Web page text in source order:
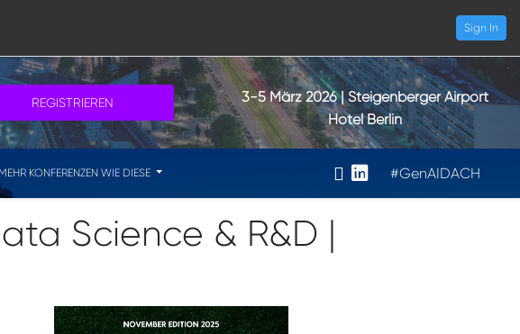
Sign In
3-5 März 2026 | Steigenberger Airport
Hotel Berlin
REGISTRIEREN
MEHR KONFERENZEN WIE DIESE #GenAIDACH
Science & R&D |